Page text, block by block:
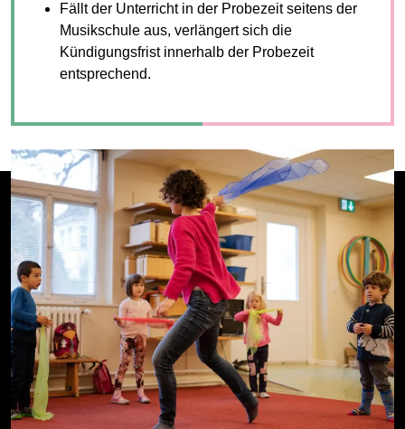
Fällt der Unterricht in der Probezeit seitens der
Musikschule aus, verlängert sich die
Kündigungsfrist innerhalb der Probezeit
entsprechend.